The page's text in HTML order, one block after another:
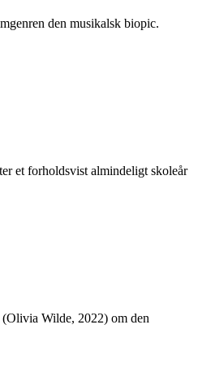
den musikalsk biopic.
et forholdsvist almindeligt skoleår
Wilde, 2022) om den